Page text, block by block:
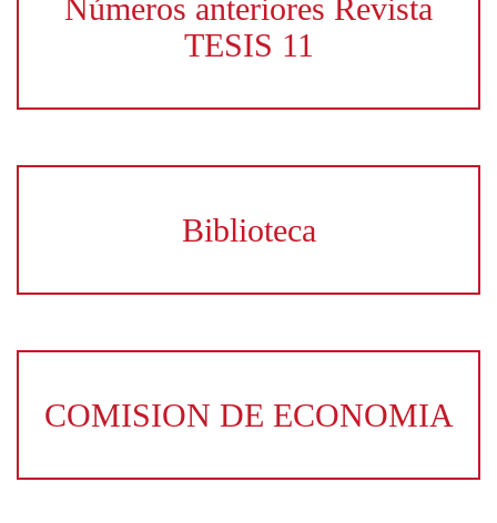
Números anteriores Revista
TESIS 11
Biblioteca
COMISION DE ECONOMIA